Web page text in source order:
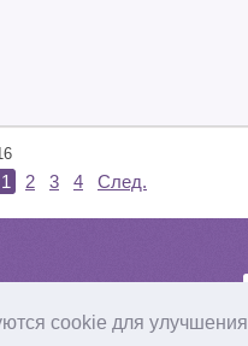
1 2 3 4 След.
сайта
cookie для